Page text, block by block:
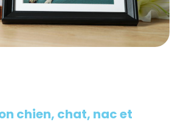
chien, chat, nac et